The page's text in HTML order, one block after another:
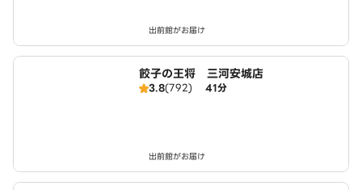
出前館がお届け
餃子の王将 三河安城店
3.8(792) 41分
出前館がお届け